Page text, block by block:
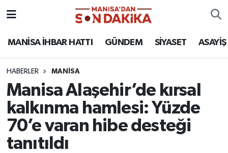
MANİSA İHBAR HATTI GÜNDEM SİYASET ASAYİŞ
HABERLER MANİSA
Manisa Alaşehir’de kırsal
kalkınma hamlesi: Yüzde
70’e varan hibe desteği
tanıtıldı
ASAYİŞ
KÜLTÜR-SANAT
MAGAZİN
MANİSA'DA TRAFİK
Hava Durumu
Puan Durumu ve Fikstür
Tüm Manşetler
Son Dakika Haberleri